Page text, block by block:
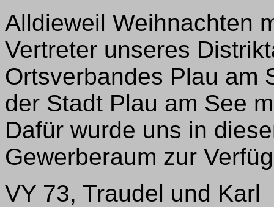
Alldieweil Weihnachten
Vertreter unseres
Ortsverbandes Plau am
der Stadt Plau am See
Dafür wurde uns in
Gewerberaum zur
VY 73, Traudel und Karl